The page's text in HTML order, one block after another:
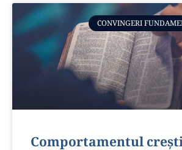
CONVINGERI
Comportamentul